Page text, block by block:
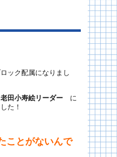
ック配属になりまし
老田小寿絵リーダー に
た！
ことがないんで